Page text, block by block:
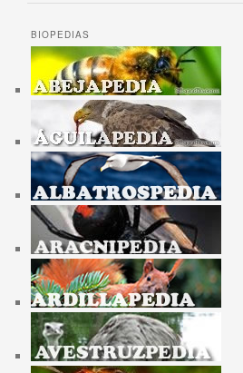
BIOPEDIAS